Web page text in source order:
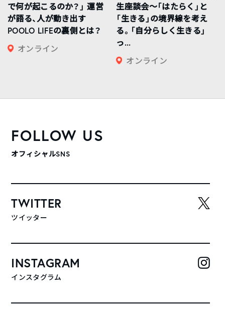
で何が起こるのか？」 運営
が語る、人が動き出す
POOLO LIFEの裏側とは？
オンライン
生座談会〜「はたらく」と
「生きる」の境界線を考え
る。「自分らしく生きる」
っ...
オンライン
FOLLOW US
オフィシャルSNS
TWITTER
ツイッター
INSTAGRAM
インスタグラム